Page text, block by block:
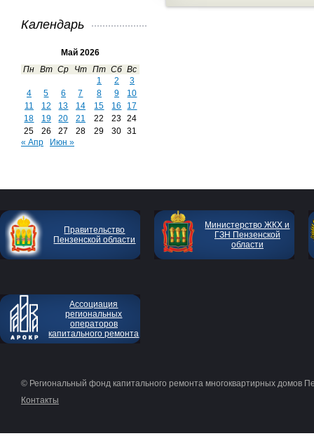
Календарь
Май 2026
Пн Вт Ср Чт Пт Сб Вс
1
2
3
4
5 6 7 8 9
10
11
12 13 14 15 16
17
18
19 20 21 22 23
24
25
26 27 28 29 30
31
« Апр
Июн »
Правительство
Пензенской области
Министерство ЖКХ и
ГЗН Пензенской
области
Ассоциация
региональных
операторов
капитального ремонта
© Региональный фонд капитального ремонта многоквартирных домов
Контакты